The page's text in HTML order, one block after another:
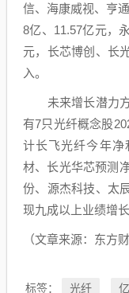
信、 海康威视、亨
8亿、11.57亿元，
元， 长芯博创 、 长
入。
未来增长潜力方
有7只光纤概念股
计长飞光纤今年净
材、长光华芯预测
份、源杰科技、 太
现九成以上业绩增长
（文章来源： 东方
标签： 光纤